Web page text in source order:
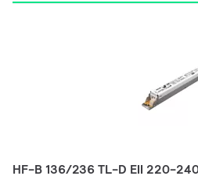
HF-B 136/236 TL-D EII 220-